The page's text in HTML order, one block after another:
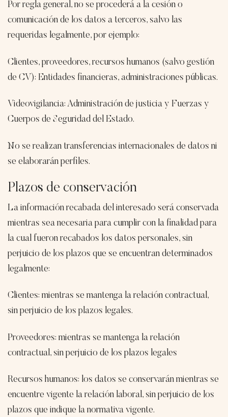
Por regla general, no se procederá a la cesión o
comunicación de los datos a terceros, salvo las
requeridas legalmente, por ejemplo:
Clientes, proveedores, recursos humanos (salvo gestión
de CV): Entidades financieras, administraciones públicas.
Videovigilancia: Administración de justicia y Fuerzas y
Cuerpos de Seguridad del Estado.
No se realizan transferencias internacionales de datos ni
se elaborarán perfiles.
Plazos de conservación
La información recabada del interesado será conservada
mientras sea necesaria para cumplir con la finalidad para
la cual fueron recabados los datos personales, sin
perjuicio de los plazos que se encuentran determinados
legalmente:
Clientes: mientras se mantenga la relación contractual,
sin perjuicio de los plazos legales.
Proveedores: mientras se mantenga la relación
contractual, sin perjuicio de los plazos legales
Recursos humanos: los datos se conservarán mientras se
encuentre vigente la relación laboral, sin perjuicio de los
plazos que indique la normativa vigente.